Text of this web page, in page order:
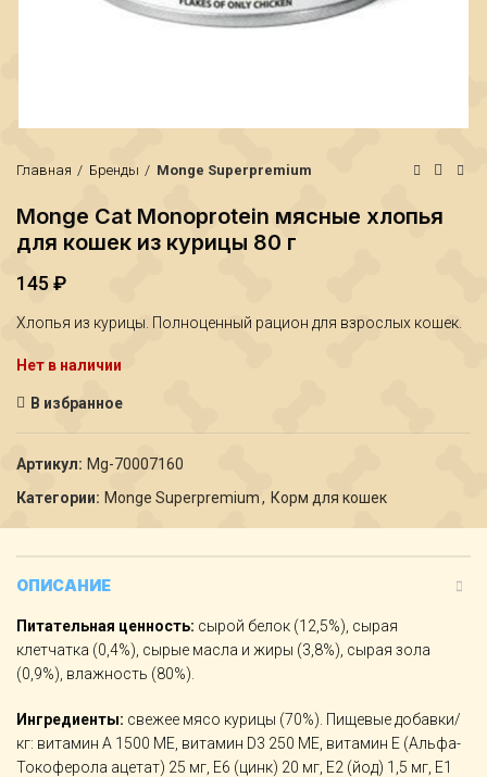
Главная Бренды Monge Superpremium
Monge Cat Monoprotein мясные хлопья
для кошек из курицы 80 г
145₽
Хлопья из курицы. Полноценный рацион для взрослых кошек.
Нет в наличии
В избранное
Артикул: Мg-70007160
Категории: Monge Superpremium, Корм для кошек
ОПИСАНИЕ
Питательная ценность: сырой белок (12,5%), сырая
клетчатка (0,4%), сырые масла и жиры (3,8%), сырая зола
(0,9%), влажность (80%).
Ингредиенты: свежее мясо курицы (70%). Пищевые добавки/
кг: витамин А 1500 МЕ, витамин D3 250 МЕ, витамин Е (Альфа-
Токоферола ацетат) 25 мг, Е6 (цинк) 20 мг, Е2 (йод) 1,5 мг, Е1